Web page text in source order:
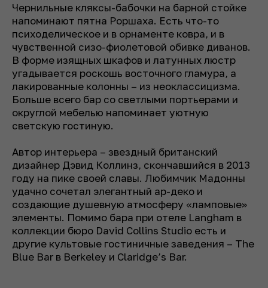
Чернильные кляксы-бабочки на барной стойке
напоминают пятна Роршаха. Есть что-то
психоделическое и в орнаменте ковра, и в
чувственной сизо-фиолетовой обивке диванов.
В форме изящных шкафов и латунных люстр
угадывается роскошь восточного гламура, а
лакированные колонны – из неоклассицизма.
Больше всего бар со светлыми портьерами и
округлой мебелью напоминает уютную
светскую гостиную.
Автор интерьера – звездный британский
дизайнер Дэвид Коллинз, скончавшийся в 2013
году на пике своей славы. Любимчик Мадонны
удачно сочетал элегантный ар-деко и
создающие душевную атмосферу «ламповые»
элементы. Помимо бара при отеле Langham в
коллекции бюро David Collins Studio есть и
другие культовые гостиничные заведения – The
Blue Bar в Berkeley и Claridge’s Bar.